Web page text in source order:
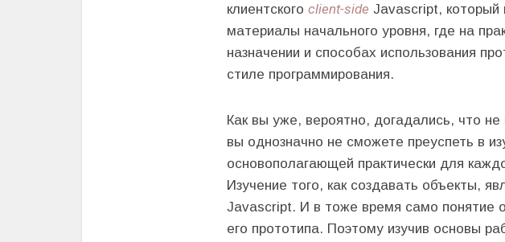
клиентского client-side Javascript, который
материалы начального уровня, где на
назначении и способах использования
стиле программирования.
Как вы уже, вероятно, догадались, что
вы однозначно не сможете преуспеть в
основополагающей практически для
Изучение того, как создавать объекты,
Javascript. И в тоже время само понятие
его прототипа. Поэтому изучив основы